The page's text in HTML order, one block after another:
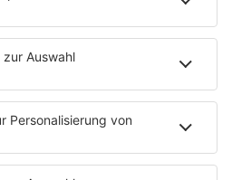
die Sicherheit von
Kraftwerken und Kasernen